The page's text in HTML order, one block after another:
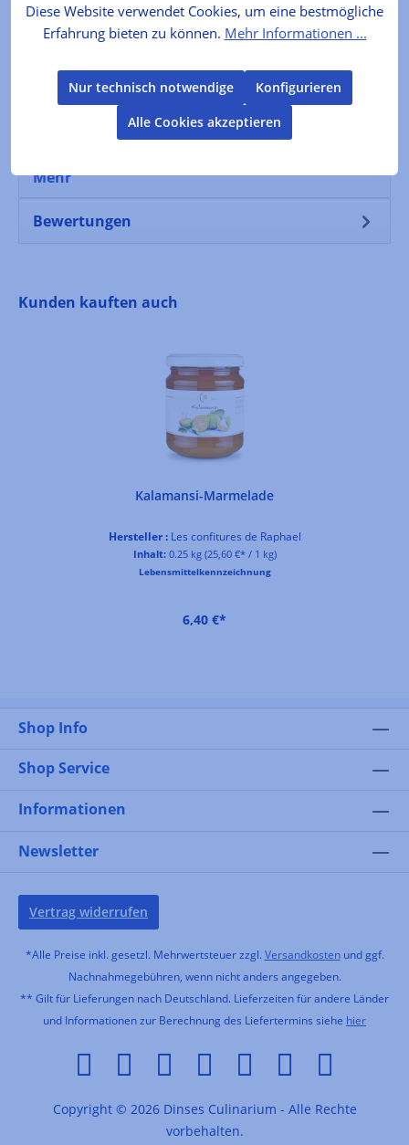
Mehr
Lebensmittelkennzeichnung
VERKEHRSBEZEICHNUNG: Zitrusmarmelade
Zutaten: Zucker, Bergamotte, Geliermittel:
Mehr
Bewertungen
Produktgalerie überspringen
Kunden kauften auch
Kalamansi-Marmelade
Hersteller :Les confitures de Raphael
Inhalt: 0.25 kg (25,60 €* / 1 kg)
Lebensmittelkennzeichnung
6,40 €*
Shop Info
Shop Service
Informationen
Newsletter
Vertrag widerrufen
*Alle Preise inkl. gesetzl. Mehrwertsteuer zzgl. Versandkostenund ggf.
Nachnahmegebühren, wenn nicht anders angegeben.
** Gilt für Lieferungen nach Deutschland. Lieferzeiten für andere Länder
und Informationen zur Berechnung des Liefertermins siehe hier
Copyright © 2026 Dinses Culinarium - Alle Rechte
vorbehalten.
Diese Website verwendet Cookies, um eine bestmögliche
Erfahrung bieten zu können. Mehr Informationen ...
Nur technisch notwendige
Konfigurieren
Alle Cookies akzeptieren